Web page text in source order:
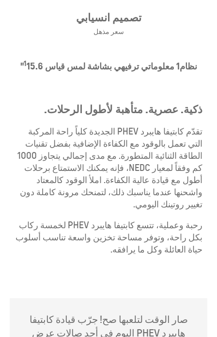
تصميم انسيابي
سعر مذهل
نظام1 معلوماتي ترفيهي بشاشة لمس قياس 115.6"
ذكية. عصرية. متأهبة لأطول الرحلات.
تقدّم كابتيفا هايبرد PHEV الجديدة كلياً راحة المركبة
التي تعمل بالوقود مع الكفاءة الإضافية بفضل تقنيات
الطاقة الثنائية المتطورة. مع مدى إجمالي يتجاوز 1000
كم وفقاً لمعيار NEDC، فإنه يمكنك الاستمتاع برحلات
أطول مع قيادة عالية الكفاءة. املأ الوقود كالمعتاد
واشحنها عندما يناسبك ذلك، لتمنحك مرونة كاملة دون
تغيير روتينك اليومي.
رحبة وعملية، تتسع كابتيفا هايبرد PHEV لخمسة ركاب
بكل راحة، وتوفر مساحة تخزين واسعة تناسب أسلوب
حياة العائلة وكل ما يرافقه.
صار الوقت لتلعبها صح! جرّب قيادة كابتيفا
هايبرد PHEV اليوم في أحد صالات عرض